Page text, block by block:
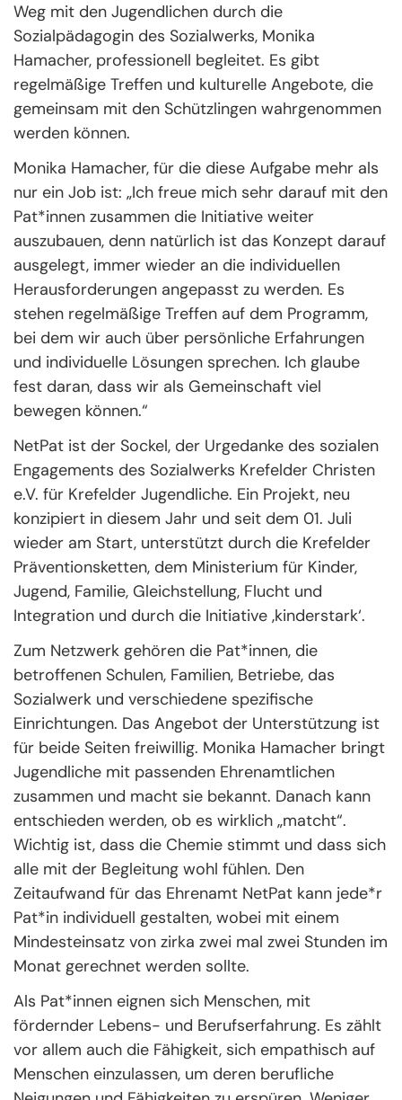
Weg mit den Jugendlichen durch die
Sozialpädagogin des Sozialwerks, Monika
Hamacher, professionell begleitet. Es gibt
regelmäßige Treffen und kulturelle Angebote, die
gemeinsam mit den Schützlingen wahrgenommen
werden können.
Monika Hamacher, für die diese Aufgabe mehr als
nur ein Job ist: „Ich freue mich sehr darauf mit den
Pat*innen zusammen die Initiative weiter
auszubauen, denn natürlich ist das Konzept darauf
ausgelegt, immer wieder an die individuellen
Herausforderungen angepasst zu werden. Es
stehen regelmäßige Treffen auf dem Programm,
bei dem wir auch über persönliche Erfahrungen
und individuelle Lösungen sprechen. Ich glaube
fest daran, dass wir als Gemeinschaft viel
bewegen können.“
NetPat ist der Sockel, der Urgedanke des sozialen
Engagements des Sozialwerks Krefelder Christen
e.V. für Krefelder Jugendliche. Ein Projekt, neu
konzipiert in diesem Jahr und seit dem 01. Juli
wieder am Start, unterstützt durch die Krefelder
Präventionsketten, dem Ministerium für Kinder,
Jugend, Familie, Gleichstellung, Flucht und
Integration und durch die Initiative ‚kinderstark‘.
Zum Netzwerk gehören die Pat*innen, die
betroffenen Schulen, Familien, Betriebe, das
Sozialwerk und verschiedene spezifische
Einrichtungen. Das Angebot der Unterstützung ist
für beide Seiten freiwillig. Monika Hamacher bringt
Jugendliche mit passenden Ehrenamtlichen
zusammen und macht sie bekannt. Danach kann
entschieden werden, ob es wirklich „matcht“.
Wichtig ist, dass die Chemie stimmt und dass sich
alle mit der Begleitung wohl fühlen. Den
Zeitaufwand für das Ehrenamt NetPat kann jede*r
Pat*in individuell gestalten, wobei mit einem
Mindesteinsatz von zirka zwei mal zwei Stunden im
Monat gerechnet werden sollte.
Als Pat*innen eignen sich Menschen, mit
fördernder Lebens- und Berufserfahrung. Es zählt
vor allem auch die Fähigkeit, sich empathisch auf
Menschen einzulassen, um deren berufliche